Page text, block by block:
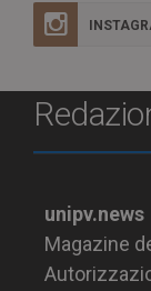
unipv.news
Magazine